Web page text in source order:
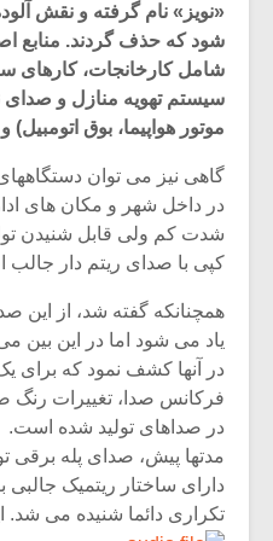
«نویز» نام گرفته و نقش
شود که حذف گردند. منابع
شامل کارخانجات، کارهای
سیستم تهویه منازل و
موتور هواپیما، بوق
گاهی نیز می توان
در داخل شهر و مکان های
شدت کم ولی قابل شنیدن
کپی با صدای ریتم دار
همچنانکه گفته شد، از این
یاد می شود اما در این بین
در آنها کشف نمود که برای
فرکانس صدا، تغییرات رنگ
در صداهای تولید شده است.
مدتها پیش، صدای پله برقی
دارای ساختار ریتمیک
تکراری دائما شنیده می شد.